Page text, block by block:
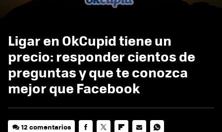
Ligar en OkCupid tiene un
precio: responder cientos de
preguntas y que te conozca
mejor que Facebook
12 comentarios